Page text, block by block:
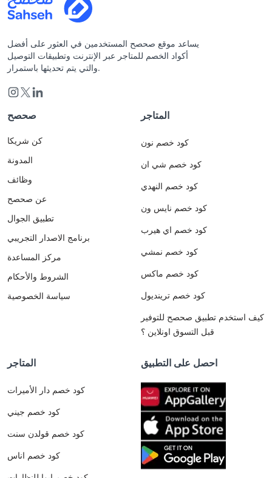
يساعد موقع صحصح المستخدمين في العثور على أفضل
أكواد الخصم للمتاجر عبر الإنترنت وتطبيقات التوصيل
والتي يتم تحديثها باستمرار.
صحصح
كن شريكا
المدونة
وظائف
عن صحصح
تطبيق الجوال
برنامج الاصدار التجريبي
مركز المساعدة
الشروط والأحكام
سياسة الخصوصية
المتاجر
كود خصم نون
كود خصم شي ان
كود خصم النهدي
كود خصم نايس ون
كود خصم اي هيرب
كود خصم نمشي
كود خصم ماكس
كود خصم ترينديول
كيف استخدم تطبيق صحصح للتوفير
قبل التسوق اونلاين ؟
المتاجر
كود خصم دار الأميرات
كود خصم جيني
كود خصم قولدن سنت
كود خصم اناس
احصل على التطبيق